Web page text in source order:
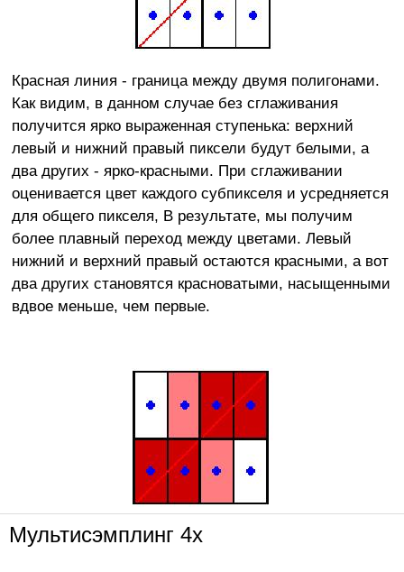
Красная линия - граница между двумя полигонами.
Как видим, в данном случае без сглаживания
получится ярко выраженная ступенька: верхний
левый и нижний правый пиксели будут белыми, а
два других - ярко-красными. При сглаживании
оценивается цвет каждого субпикселя и усредняется
для общего пикселя, В результате, мы получим
более плавный переход между цветами. Левый
нижний и верхний правый остаются красными, а вот
два других становятся красноватыми, насыщенными
вдвое меньше, чем первые.
Мультисэмплинг 4х